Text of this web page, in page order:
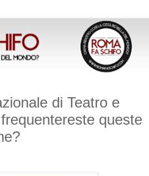
di Teatro e
queste